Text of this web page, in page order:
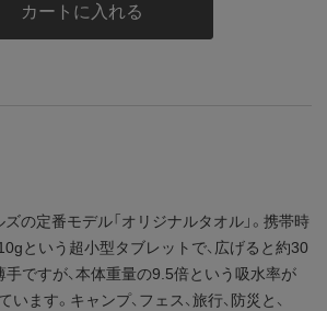
カートに入れる
の定番モデル「オリジナルタオル」。携帯時
という超小型タブレットで、広げると約30
手ですが、本体重量の9.5倍という吸水率が
ます。キャンプ、フェス、旅行、防災と、